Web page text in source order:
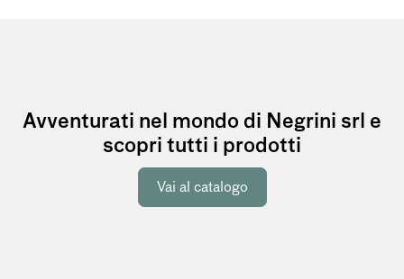
Avventurati nel mondo di Negrini srl e
scopri tutti i prodotti
Vai al catalogo